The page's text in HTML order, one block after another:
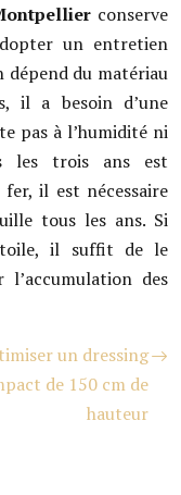
conserve
un entretien
dépend du matériau
il a besoin d’une
pas à l’humidité ni
les trois ans est
il est nécessaire
tous les ans. Si
toile, il suffit de le
des
un dressing
de 150 cm de
hauteur